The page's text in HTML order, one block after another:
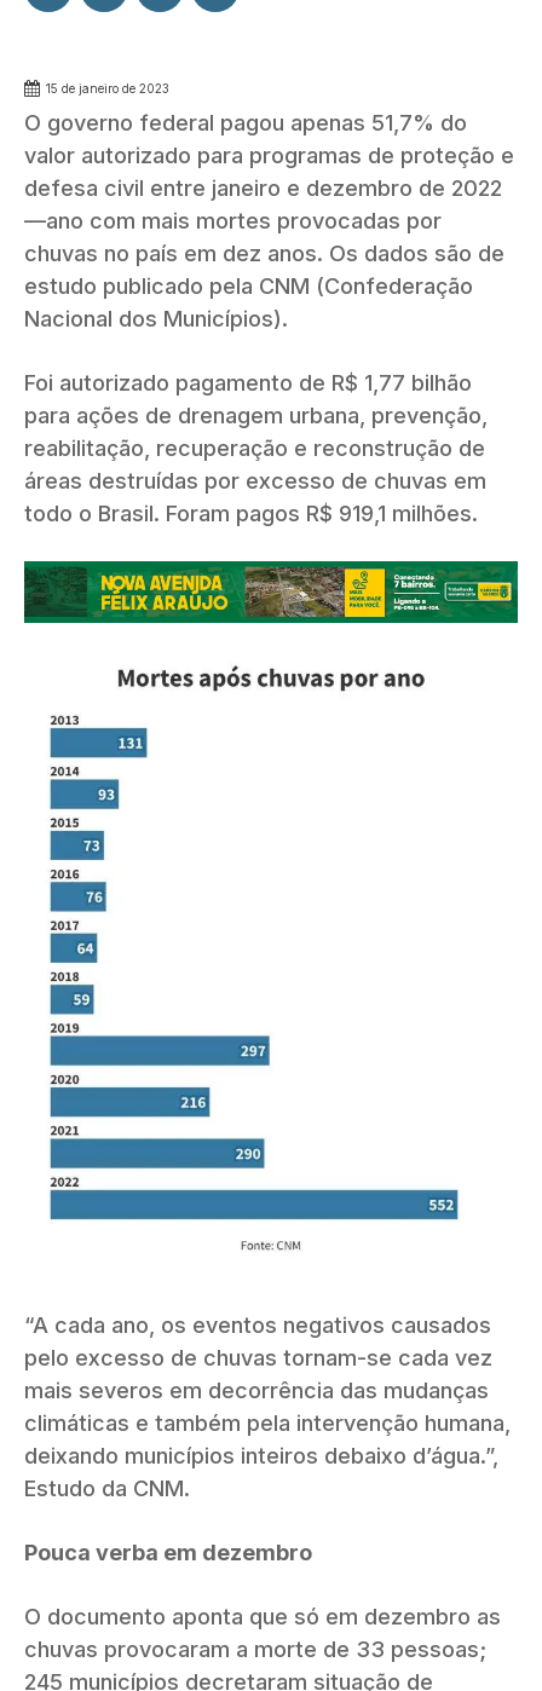
15 de janeiro de 2023
O governo federal pagou apenas 51,7% do
valor autorizado para programas de proteção e
defesa civil entre janeiro e dezembro de 2022
—ano com mais mortes provocadas por
chuvas no país em dez anos. Os dados são de
estudo publicado pela CNM (Confederação
Nacional dos Municípios).
Foi autorizado pagamento de R$ 1,77 bilhão
para ações de drenagem urbana, prevenção,
reabilitação, recuperação e reconstrução de
áreas destruídas por excesso de chuvas em
todo o Brasil. Foram pagos R$ 919,1 milhões.
“A cada ano, os eventos negativos causados
pelo excesso de chuvas tornam-se cada vez
mais severos em decorrência das mudanças
climáticas e também pela intervenção humana,
deixando municípios inteiros debaixo d’água.”,
Estudo da CNM.
Pouca verba em dezembro
O documento aponta que só em dezembro as
chuvas provocaram a morte de 33 pessoas;
245 municípios decretaram situação de